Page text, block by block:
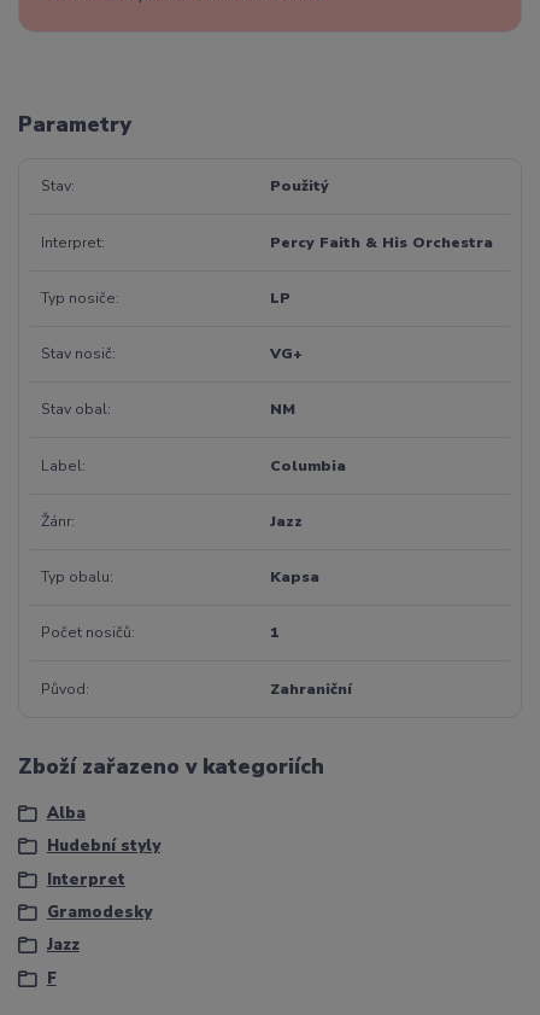
Parametry
Stav Použitý
Interpret Percy Faith & His Orchestra
Typ nosiče LP
Stav nosič VG+
Stav obal NM
Label Columbia
Žánr Jazz
Typ obalu Kapsa
Počet nosičů 1
Původ Zahraniční
Zboží zařazeno v kategoriích
Alba
Hudební styly
Interpret
Gramodesky
Jazz
F